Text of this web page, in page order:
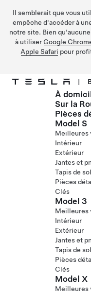
Il semblerait que vous
empêche d'accéder à
notre site. Bien
à utiliser Google
Apple Safari pour
Passer au contenu principal
|
À
Sur la
Pièces
Model S
Meilleures
Intérieur
Extérieur
Jantes et
Tapis de sol
Pièces
Clés
Model 3
Meilleures
Intérieur
Extérieur
Jantes et
Tapis de sol
Pièces
Clés
Model X
Meilleures